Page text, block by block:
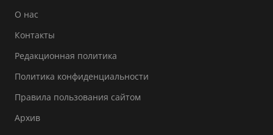
О нас
Контакты
Редакционная политика
Политика конфиденциальности
Правила пользования сайтом
Архив